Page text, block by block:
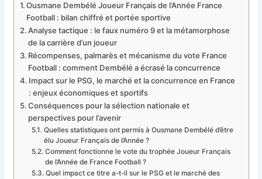
Ousmane Dembélé Joueur Français de l’Année France
Football : bilan chiffré et portée sportive
Analyse tactique : le faux numéro 9 et la métamorphose
de la carrière d’un joueur
Récompenses, palmarès et mécanisme du vote France
Football : comment Dembélé a écrasé la concurrence
Impact sur le PSG, le marché et la concurrence en France
: enjeux économiques et sportifs
Conséquences pour la sélection nationale et
perspectives pour l’avenir
Quelles statistiques ont permis à Ousmane Dembélé d’être
élu Joueur Français de l’Année ?
Comment fonctionne le vote du trophée Joueur Français
de l’Année de France Football ?
Quel impact ce titre a-t-il sur le PSG et le marché des